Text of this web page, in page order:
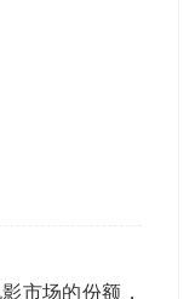
市场的份额，